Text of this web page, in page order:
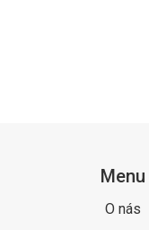
Menu
O nás